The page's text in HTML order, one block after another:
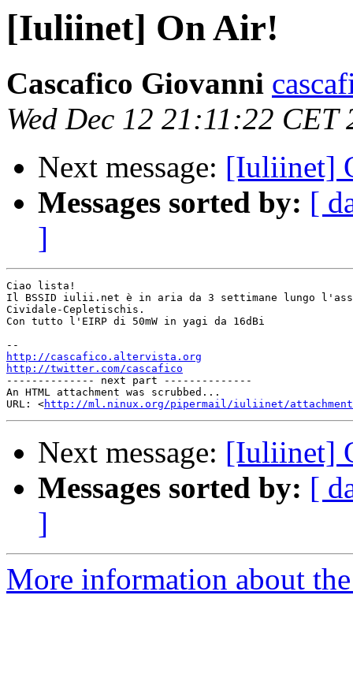
[Iuliinet] On Air!
Cascafico Giovanni
Wed Dec 12 21:11:22 CET
Next message: [Iuliinet]
Messages sorted by: [
]
Ciao lista!
Il BSSID iulii.net è in aria da 3 settimane lungo
Cividale-Cepletischis.
Con tutto l'EIRP di 50mW in yagi da 16dBi
http://cascafico.altervista.org
http://twitter.com/cascafico
-------------- next part --------------
An HTML attachment was scrubbed...
URL: <http://ml.ninux.org/pipermail/iuliinet/attachments/
Next message: [Iuliinet]
Messages sorted by: [
]
More information about